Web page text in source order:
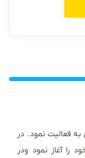
از سال 1392 شروع به فعالیت نمود. در
را آغاز نمود ودر